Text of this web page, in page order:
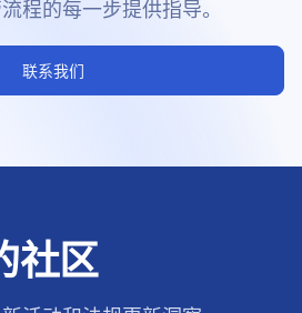
程的每一步提供指导。
联系我们
社区